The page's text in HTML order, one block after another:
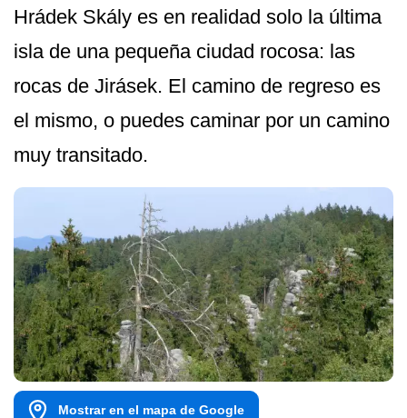
Hrádek Skály es en realidad solo la última
isla de una pequeña ciudad rocosa: las
rocas de Jirásek. El camino de regreso es
el mismo, o puedes caminar por un camino
muy transitado.
Mostrar en el mapa de Google